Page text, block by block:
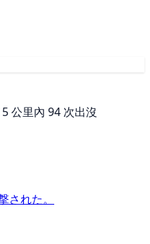
5 公里內 94 次出沒
れた。